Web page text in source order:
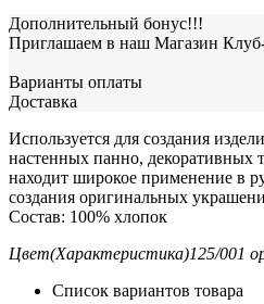
Дополнительный бонус!!!
Приглашаем в наш Магазин
Варианты оплаты
Доставка
Используется для создания
настенных панно, декоративных
находит широкое применение в
создания оригинальных
Состав: 100% хлопок
Цвет(Характеристика)125/001
Список вариантов товара